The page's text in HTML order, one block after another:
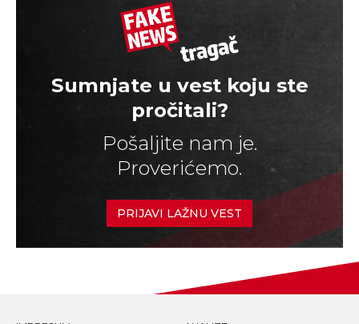
Sumnjate u vest koju ste
pročitali?
Pošaljite nam je.
Proverićemo.
PRIJAVI LAŽNU VEST